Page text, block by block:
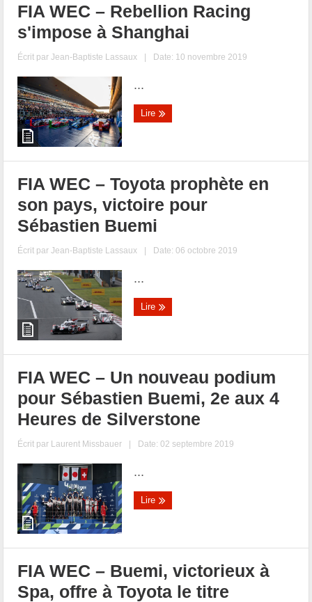
FIA WEC – Rebellion Racing
s'impose à Shanghai
Écrit parJean-Baptiste Lassaux | Date: 10 novembre 2019
...
Lire
FIA WEC – Toyota prophète en
son pays, victoire pour
Sébastien Buemi
Écrit parJean-Baptiste Lassaux | Date: 06 octobre 2019
...
Lire
FIA WEC – Un nouveau podium
pour Sébastien Buemi, 2e aux 4
Heures de Silverstone
Écrit par Laurent Missbauer | Date: 02 septembre 2019
...
Lire
FIA WEC – Buemi, victorieux à
Spa, offre à Toyota le titre